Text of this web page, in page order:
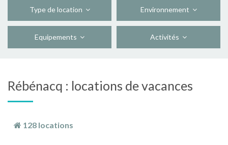
Type de location Environnement
Equipements Activités
Rébénacq : locations de vacances
128 locations